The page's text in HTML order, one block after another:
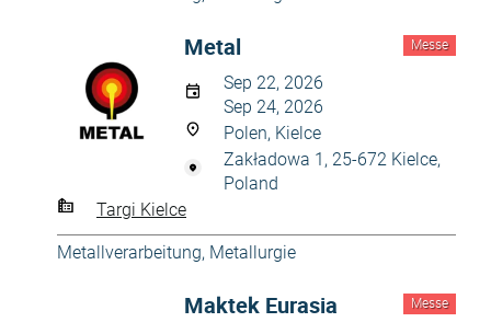
Messe
Metal
Sep 22, 2026
Sep 24, 2026
Polen, Kielce
Zakładowa 1, 25-672 Kielce,
Poland
Targi Kielce
Metallverarbeitung, Metallurgie
Messe
Maktek Eurasia